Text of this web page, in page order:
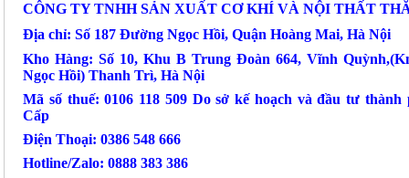
CÔNG TY TNHH SẢN XUẤT CƠ KHÍ VÀ NỘI THẤT
Địa chỉ: Số 187 Đường Ngọc Hồi, Quận Hoàng Mai, Hà Nội
Kho Hàng: Số 10, Khu B Trung Đoàn 664, Vĩnh
Ngọc Hồi) Thanh Trì, Hà Nội
Mã số thuế: 0106 118 509 Do sở kế hoạch và đầu tư thành
Cấp
Điện Thoại: 0386 548 666
Hotline/Zalo: 0888 383 386